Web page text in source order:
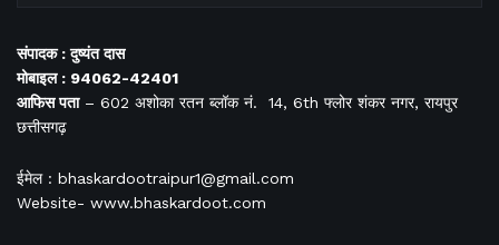
संपादक : दुष्यंत दास
मोबाइल : 94062-42401
आफिसपता– 602 अशोका रतन ब्लॉक नं. 14, 6th फ्लोर शंकर नगर, रायपुर
छत्तीसगढ़
ईमेल : bhaskardootraipur1@gmail.com
Website- www.bhaskardoot.com